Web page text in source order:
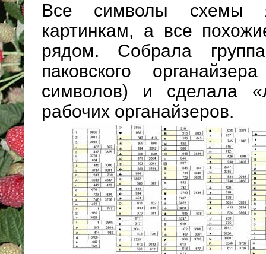
Все символы схемы
картинкам, а все
рядом. Собрала
паковского
символов) и сделала
рабочих органайзеров.